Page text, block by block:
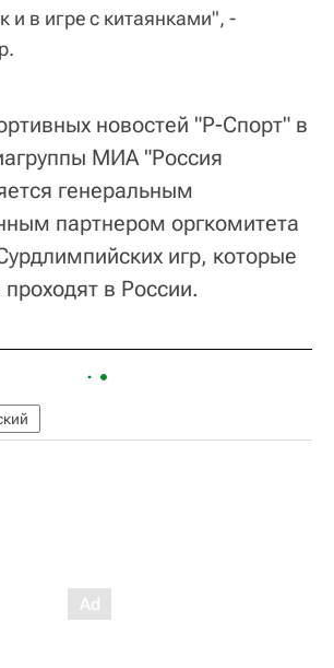
и в игре с китаянками", -
новостей "Р-Спорт" в
МИА "Россия
генеральным
партнером оргкомитета
игр, которые
в России.